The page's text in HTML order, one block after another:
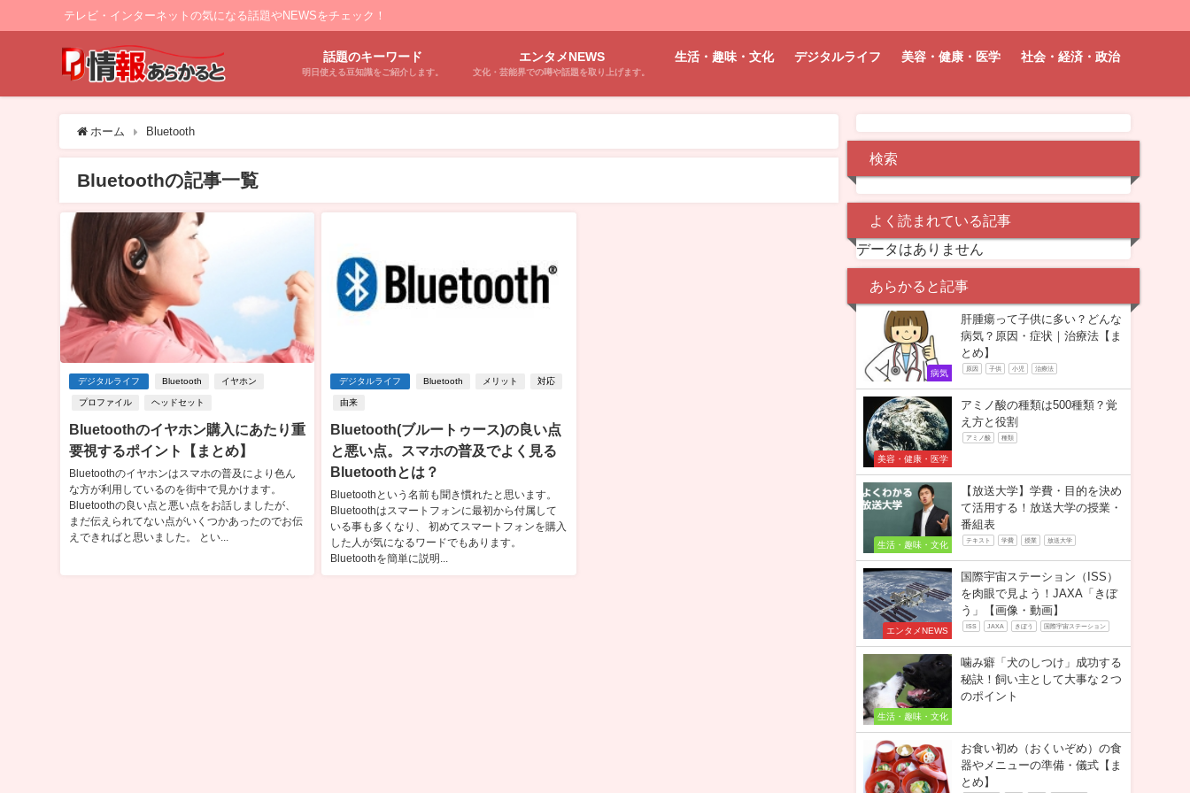
テレビ・インターネットの気になる話題やNEWSをチェック！
話題のキーワード
明日使える豆知識をご紹介します。
エンタメNEWS
文化・芸能界での噂や話題を取り上げます。
生活・趣味・文化 デジタルライフ 美容・健康・医学 社会・経済・政治
ホーム Bluetooth
Bluetoothの記事一覧
デジタルライフ Bluetooth イヤホン
プロファイル ヘッドセット
Bluetoothのイヤホン購入にあたり重
要視するポイント【まとめ】
Bluetoothのイヤホンはスマホの普及により色ん
な方が利用しているのを街中で見かけます。
Bluetoothの良い点と悪い点をお話しましたが、
まだ伝えられてない点がいくつかあったのでお伝
えできればと思いました。 とい...
デジタルライフ Bluetooth メリット 対応
由来
Bluetooth(ブルートゥース)の良い点
と悪い点。スマホの普及でよく見る
Bluetoothとは？
Bluetoothという名前も聞き慣れたと思います。
Bluetoothはスマートフォンに最初から付属して
いる事も多くなり、 初めてスマートフォンを購入
した人が気になるワードでもあります。
Bluetoothを簡単に説明...
検索
よく読まれている記事
データはありません
あらかると記事
病気
肝腫瘍って子供に多い？どんな
病気？原因・症状｜治療法【ま
とめ】
原因 子供 小児 治療法
美容・健康・医学
アミノ酸の種類は500種類？覚
え方と役割
アミノ酸 種類
生活・趣味・文化
【放送大学】学費・目的を決め
て活用する！放送大学の授業・
番組表
テキスト 学費 授業 放送大学
エンタメNEWS
国際宇宙ステーション（ISS）
を肉眼で見よう！JAXA「きぼ
う」【画像・動画】
ISS JAXA きぼう 国際宇宙ステーション
生活・趣味・文化
噛み癖「犬のしつけ」成功する
秘訣！飼い主として大事な２つ
のポイント
お食い初め（おくいぞめ）の食
器やメニューの準備・儀式【ま
とめ】